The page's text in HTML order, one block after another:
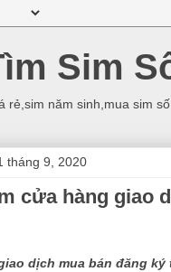
Sim
rẻ,sim năm sinh,mua sim
tháng 9, 2020
cửa hàng giao
dịch mua bán đăng